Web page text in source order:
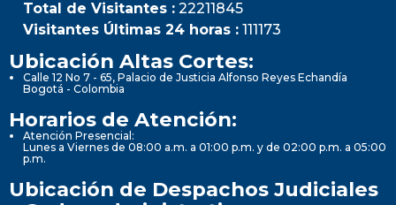
Total de Visitantes : 22211845
Visitantes Últimas 24 horas : 111173
Ubicación Altas Cortes:
Calle 12 No 7 - 65, Palacio de Justicia Alfonso Reyes Echandía
Bogotá - Colombia
Horarios de Atención:
Atención Presencial:
Lunes a Viernes de 08:00 a.m. a 01:00 p.m. y de 02:00 p.m. a 05:00
p.m.
Ubicación de Despachos Judiciales